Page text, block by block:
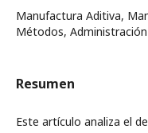
Manufactura Aditiva,
Métodos, Administración
Resumen
Este artículo analiza el